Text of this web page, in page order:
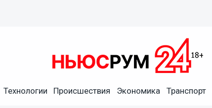
Технологии Происшествия Экономика Транспорт
у прохожего в